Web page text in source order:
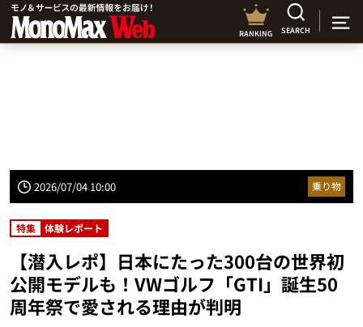
RANKING SEARCH
2026/07/04 10:00 乗り物
特集 体験レポート
【潜入レポ】日本にたった300台の世界初
公開モデルも！VWゴルフ「GTI」誕生50
周年祭で愛される理由が判明